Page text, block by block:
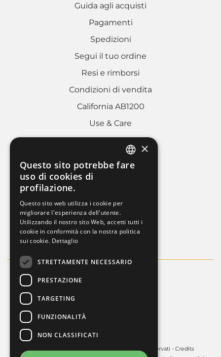
Guida agli acquisti
Pagamenti
Spedizioni
Segui il tuo ordine
Resi e rimborsi
Condizioni di vendita
California AB1200
Use & Care
AREA LEGALE
Cookies policy
Whistleblowing
Dati societari
Copyright © 2025 - Guardini S.p.A. Tutti i diritti riservati - Credits
ITALIAN
×
Questo sito potrebbe fare
uso di cookies di
profilazione.
Questo sito web utilizza i cookie per
migliorare l'esperienza dell'utente.
Utilizzando il nostro sito Web, accetti tutti i
cookie in conformità con la nostra politica
sui cookie. Dettaglio
STRETTAMENTE NECESSARIO
PRESTAZIONE
TARGETING
FUNZIONALITÀ
NON CLASSIFICATI